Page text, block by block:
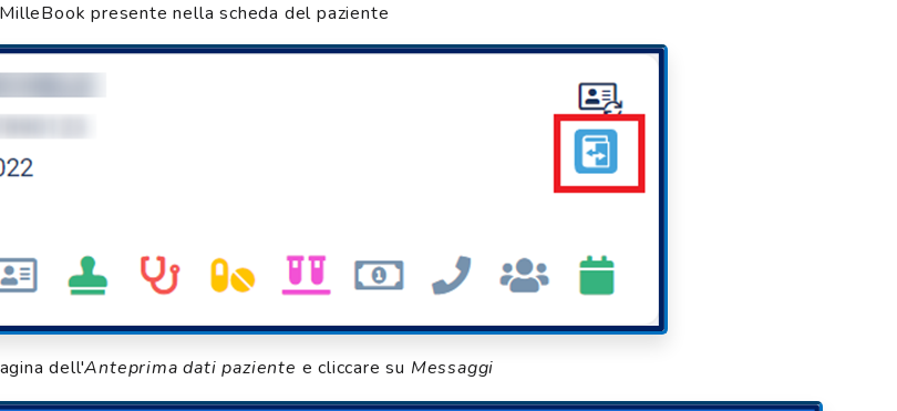
presente nella scheda del paziente
dell'Anteprima dati paziente e cliccare su Messaggi